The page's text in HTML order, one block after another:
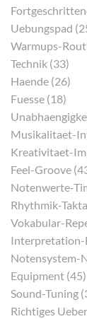
Uebungspad
Warmups-
Technik (33)
Haende (26)
Fuesse (18)
Musikalitaet-
Kreativitaet-
Feel-Groove
Notenwerte-
Rhythmik-
Vokabular-
Interpretation-
Notensystem-
Equipment (45)
Sound-Tuning
Richtiges